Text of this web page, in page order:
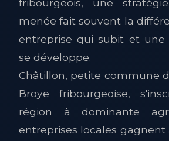
fribourgeois, une
menée fait souvent la
entreprise qui subit et une
se développe.
Châtillon, petite commune
Broye fribourgeoise,
région à dominante
entreprises locales